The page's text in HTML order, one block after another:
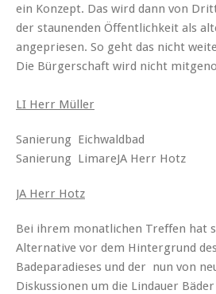
ein Konzept. Das wird dann von
der staunenden Öffentlichkeit als
angepriesen. So geht das nicht
Die Bürgerschaft wird nicht
LI Herr Müller
Sanierung Eichwaldbad
Sanierung LimareJA Herr Hotz
JA Herr Hotz
Bei ihrem monatlichen Treffen hat
Alternative vor dem Hintergrund
Badeparadieses und der nun von
Diskussionen um die Lindauer